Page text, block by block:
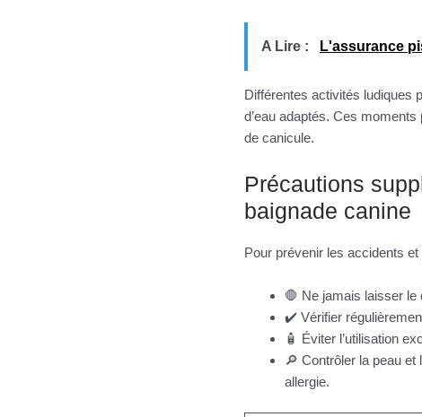
A Lire : L'assurance
Différentes activités ludiques
d’eau adaptés. Ces
de canicule.
Précautions
baignade canine
Pour prévenir les accidents
🛑 Ne jamais laisser le
✔️ Vérifier
🧴 Éviter l’utilisation
🔎 Contrôler la peau
allergie.